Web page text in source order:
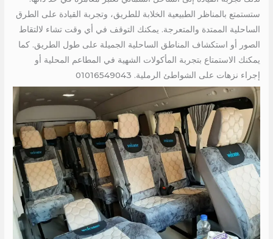
ستستمتع بالمناظر الطبيعية الخلابة للطريق، وتجربة القيادة على الطرق
الساحلية الممتدة والمتعرجة. يمكنك التوقف في أي وقت تشاء لالتقاط
الصور أو استكشاف المناطق الساحلية الجميلة على طول الطريق. كما
يمكنك الاستمتاع بتجربة المأكولات الشهية في المطاعم المحلية أو
إجراء نزهات على الشواطئ الرملية. 01016549043